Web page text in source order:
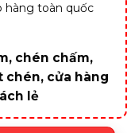
hàng toàn quốc
chén chấm,
chén, cửa hàng
lẻ